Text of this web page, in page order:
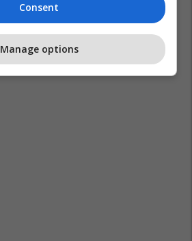
Consent
Manage options